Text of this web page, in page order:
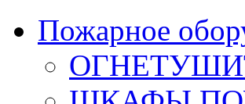
Пожарное